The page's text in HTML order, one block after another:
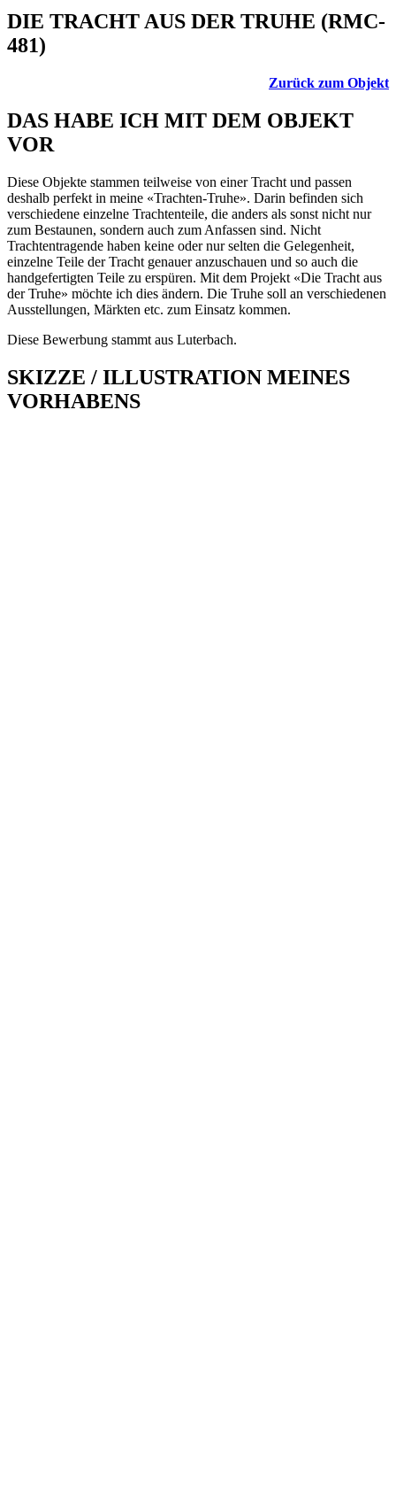
DIE TRACHT AUS DER TRUHE (RMC-
481)
Zurück zum Objekt
DAS HABE ICH MIT DEM OBJEKT
VOR
Diese Objekte stammen teilweise von einer Tracht und passen
deshalb perfekt in meine «Trachten-Truhe». Darin befinden sich
verschiedene einzelne Trachtenteile, die anders als sonst nicht nur
zum Bestaunen, sondern auch zum Anfassen sind. Nicht
Trachtentragende haben keine oder nur selten die Gelegenheit,
einzelne Teile der Tracht genauer anzuschauen und so auch die
handgefertigten Teile zu erspüren. Mit dem Projekt «Die Tracht aus
der Truhe» möchte ich dies ändern. Die Truhe soll an verschiedenen
Ausstellungen, Märkten etc. zum Einsatz kommen.
Diese Bewerbung stammt aus Luterbach.
SKIZZE / ILLUSTRATION MEINES
VORHABENS